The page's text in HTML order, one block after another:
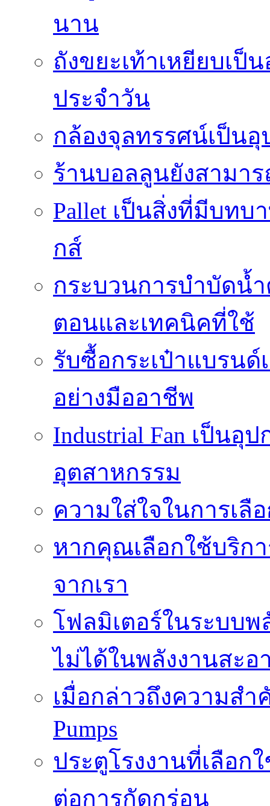
นาน
ถังขยะเท้าเหยียบเ
ประจำวัน
กล้องจุลทรรศน์เป็น
ร้านบอลลูนยังสามาร
Pallet เป็นสิ่งที่มีบท
กส์
กระบวนการบำบัดน้
ตอนและเทคนิคที่ใช้
รับซื้อกระเป๋าแบรนด์
อย่างมืออาชีพ
Industrial Fan เป็น
อุตสาหกรรม
ความใส่ใจในการเ
หากคุณเลือกใช้บริก
จากเรา
โฟลมิเตอร์ในระบบ
ไม่ได้ในพลังงานสะอ
เมื่อกล่าวถึงความสำ
Pumps
ประตูโรงงานที่เลือ
ต่อการกัดกร่อน